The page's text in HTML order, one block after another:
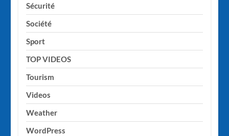
Sécurité
Société
Sport
TOP VIDEOS
Tourism
Videos
Weather
WordPress